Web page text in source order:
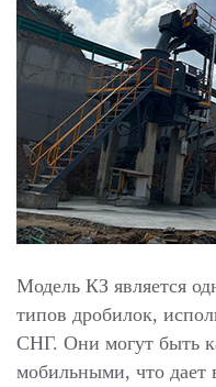
Модель КЗ является
типов дробилок,
СНГ. Они могут быть
мобильными, что дает